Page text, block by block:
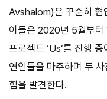
Avshalom)은 꾸준히 협
이들은 2020년 5월부터
프로젝트 ‘Us’를 진행
연인들을 마주하며 두
힘을 발견한다.